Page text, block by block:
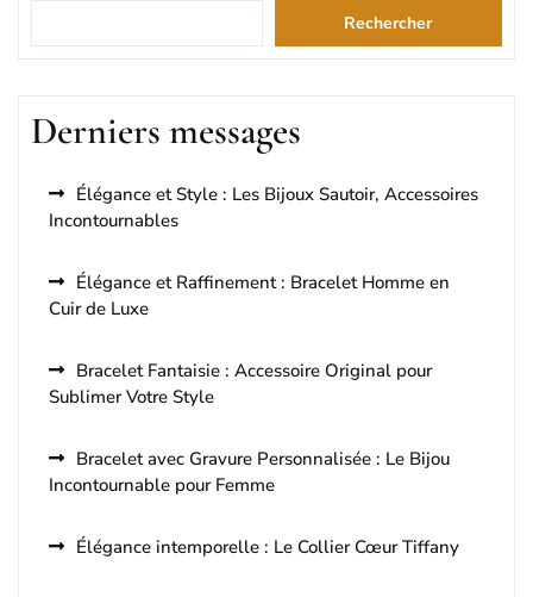
Rechercher
Derniers messages
Élégance et Style : Les Bijoux Sautoir, Accessoires
Incontournables
Élégance et Raffinement : Bracelet Homme en
Cuir de Luxe
Bracelet Fantaisie : Accessoire Original pour
Sublimer Votre Style
Bracelet avec Gravure Personnalisée : Le Bijou
Incontournable pour Femme
Élégance intemporelle : Le Collier Cœur Tiffany